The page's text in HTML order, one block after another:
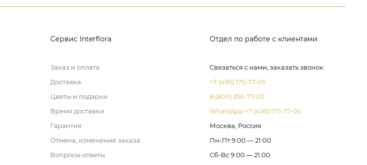
Сервис Interflora
Заказ и оплата
Доставка
Цветы и подарки
Время доставки
Гарантия
Отмена, изменение заказа
Вопросы-ответы
Отдел по работе с клиентами
Связаться с нами, заказать звонок
+7 (495) 175-77-05
8 (800) 350-77-05
WhatsApp +7 (495) 175-77-05
Москва, Россия
Пн-Пт 9:00 — 21:00
Сб-Вс 9:00 — 21:00